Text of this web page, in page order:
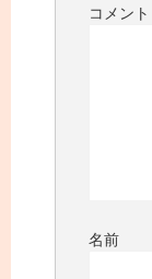
コメント
名前